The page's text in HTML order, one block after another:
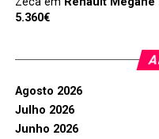
5.360€
Agosto 2026
Julho 2026
Junho 2026